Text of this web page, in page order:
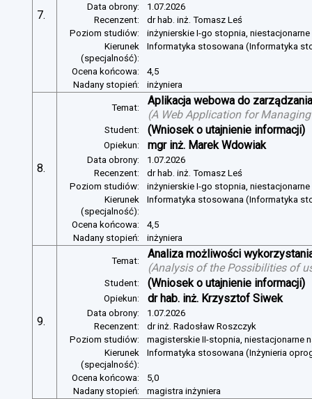
7.
Data obrony:
1.07.2026
Recenzent:
dr hab. inż. Tomasz Leś
Poziom studiów:
inżynierskie I-go stopnia, niestacjonarne
Kierunek
(specjalność):
Informatyka stosowana (Informatyka
Ocena końcowa:
4,5
Nadany stopień:
inżyniera
8.
Temat:
Aplikacja webowa do
(A Web Application for
Student: (Wniosek o utajnienie informacji)
Opiekun: mgr inż. Marek Wdowiak
Data obrony:
1.07.2026
Recenzent:
dr hab. inż. Tomasz Leś
Poziom studiów:
inżynierskie I-go stopnia, niestacjonarne
Kierunek
(specjalność):
Informatyka stosowana (Informatyka
Ocena końcowa:
4,5
Nadany stopień:
inżyniera
9.
Temat:
Analiza możliwości
(Analysis of the Possibilities of
Student: (Wniosek o utajnienie informacji)
Opiekun: dr hab. inż. Krzysztof Siwek
Data obrony:
1.07.2026
Recenzent:
dr inż. Radosław Roszczyk
Poziom studiów:
magisterskie II-stopnia, niestacjonarne
Kierunek
(specjalność):
Informatyka stosowana (Inżynieria
Ocena końcowa:
5,0
Nadany stopień:
magistra inżyniera